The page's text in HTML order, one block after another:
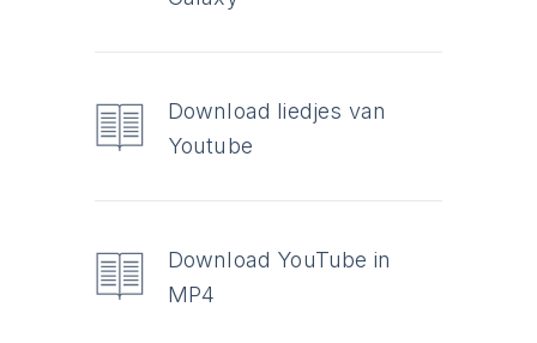
Download liedjes van
Youtube
Download YouTube in
MP4